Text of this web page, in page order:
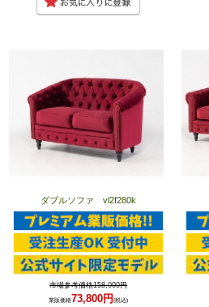
ダブルソファ vl2f280k
市場参考価格158,000円
業販価格73,800円(税込)